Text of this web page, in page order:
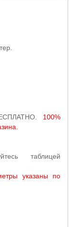
100%
таблицей
указаны по